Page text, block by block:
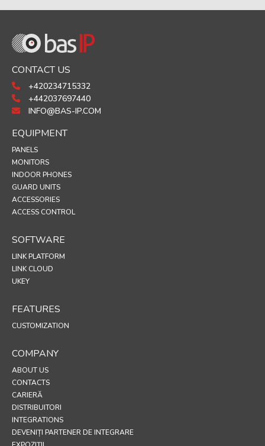
CONTACT US
+420234715332
+442037697440
INFO@BAS-IP.COM
EQUIPMENT
PANELS
MONITORS
INDOOR PHONES
GUARD UNITS
ACCESSORIES
ACCESS CONTROL
SOFTWARE
LINK PLATFORM
LINK CLOUD
UKEY
FEATURES
CUSTOMIZATION
COMPANY
ABOUT US
CONTACTS
CARIERĂ
DISTRIBUITORI
INTEGRATIONS
DEVENIȚI PARTENER DE INTEGRARE